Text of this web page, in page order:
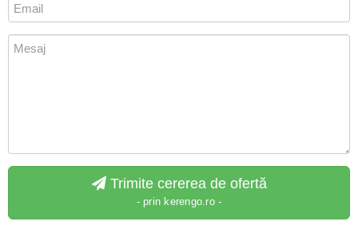
Trimite cererea de ofertă
- prin kerengo.ro -